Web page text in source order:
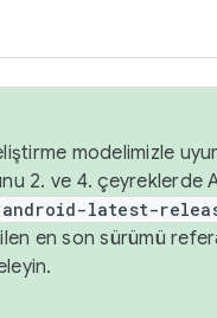
modelimizle
2. ve 4. çeyreklerde
android-latest-
en son sürümü